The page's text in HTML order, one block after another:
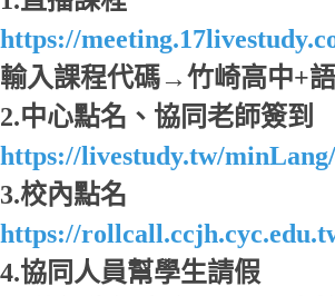
https://
輸入課程代碼→竹崎高中+
2.中心點名、協同老師簽到
https://livestudy.tw/
3.校內點名
https://
4.協同人員幫學生請假